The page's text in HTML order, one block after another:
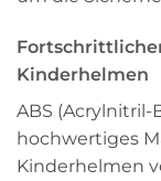
Kinderhelmen
ABS
hochwertiges
Kinderhelmen